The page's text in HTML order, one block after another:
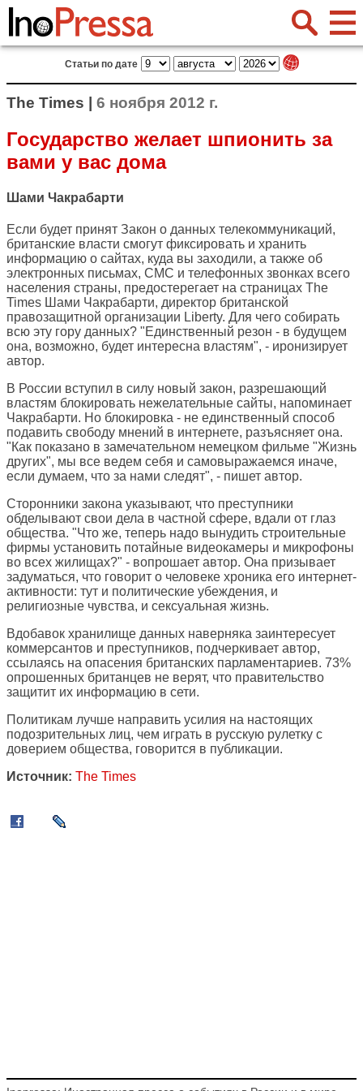
Статьи по дате
The Times | 6 ноября 2012 г.
Государство желает шпионить за
вами у вас дома
Шами Чакрабарти
Если будет принят Закон о данных телекоммуникаций,
британские власти смогут фиксировать и хранить
информацию о сайтах, куда вы заходили, а также об
электронных письмах, СМС и телефонных звонках всего
населения страны, предостерегает на страницах The
Times Шами Чакрабарти, директор британской
правозащитной организации Liberty. Для чего собирать
всю эту гору данных? "Единственный резон - в будущем
она, возможно, будет интересна властям", - иронизирует
автор.
В России вступил в силу новый закон, разрешающий
властям блокировать нежелательные сайты, напоминает
Чакрабарти. Но блокировка - не единственный способ
подавить свободу мнений в интернете, разъясняет она.
"Как показано в замечательном немецком фильме "Жизнь
других", мы все ведем себя и самовыражаемся иначе,
если думаем, что за нами следят", - пишет автор.
Сторонники закона указывают, что преступники
обделывают свои дела в частной сфере, вдали от глаз
общества. "Что же, теперь надо вынудить строительные
фирмы установить потайные видеокамеры и микрофоны
во всех жилищах?" - вопрошает автор. Она призывает
задуматься, что говорит о человеке хроника его интернет-
активности: тут и политические убеждения, и
религиозные чувства, и сексуальная жизнь.
Вдобавок хранилище данных наверняка заинтересует
коммерсантов и преступников, подчеркивает автор,
ссылаясь на опасения британских парламентариев. 73%
опрошенных британцев не верят, что правительство
защитит их информацию в сети.
Политикам лучше направить усилия на настоящих
подозрительных лиц, чем играть в русскую рулетку с
доверием общества, говорится в публикации.
Источник: The Times